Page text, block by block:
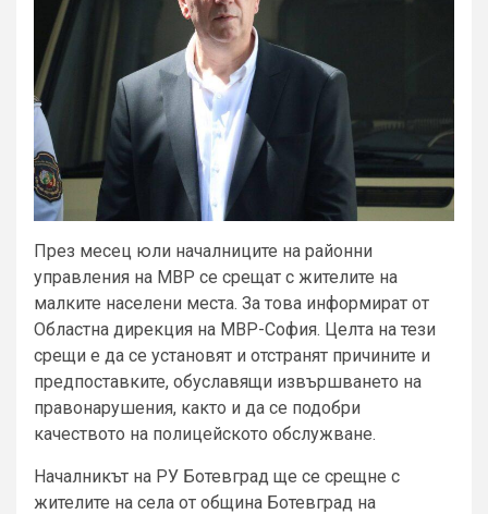
През месец юли началниците на районни
управления на МВР се срещат с жителите на
малките населени места. За това информират от
Областна дирекция на МВР-София. Целта на тези
срещи е да се установят и отстранят причините и
предпоставките, обуславящи извършването на
правонарушения, както и да се подобри
качеството на полицейското обслужване.
Началникът на РУ Ботевград ще се срещне с
жителите на села от община Ботевград на